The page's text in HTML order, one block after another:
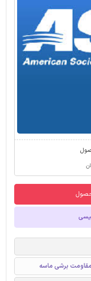
مقاومت برشی ماسه